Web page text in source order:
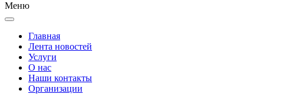
Меню
Главная
Лента новостей
Услуги
О нас
Наши контакты
Организации